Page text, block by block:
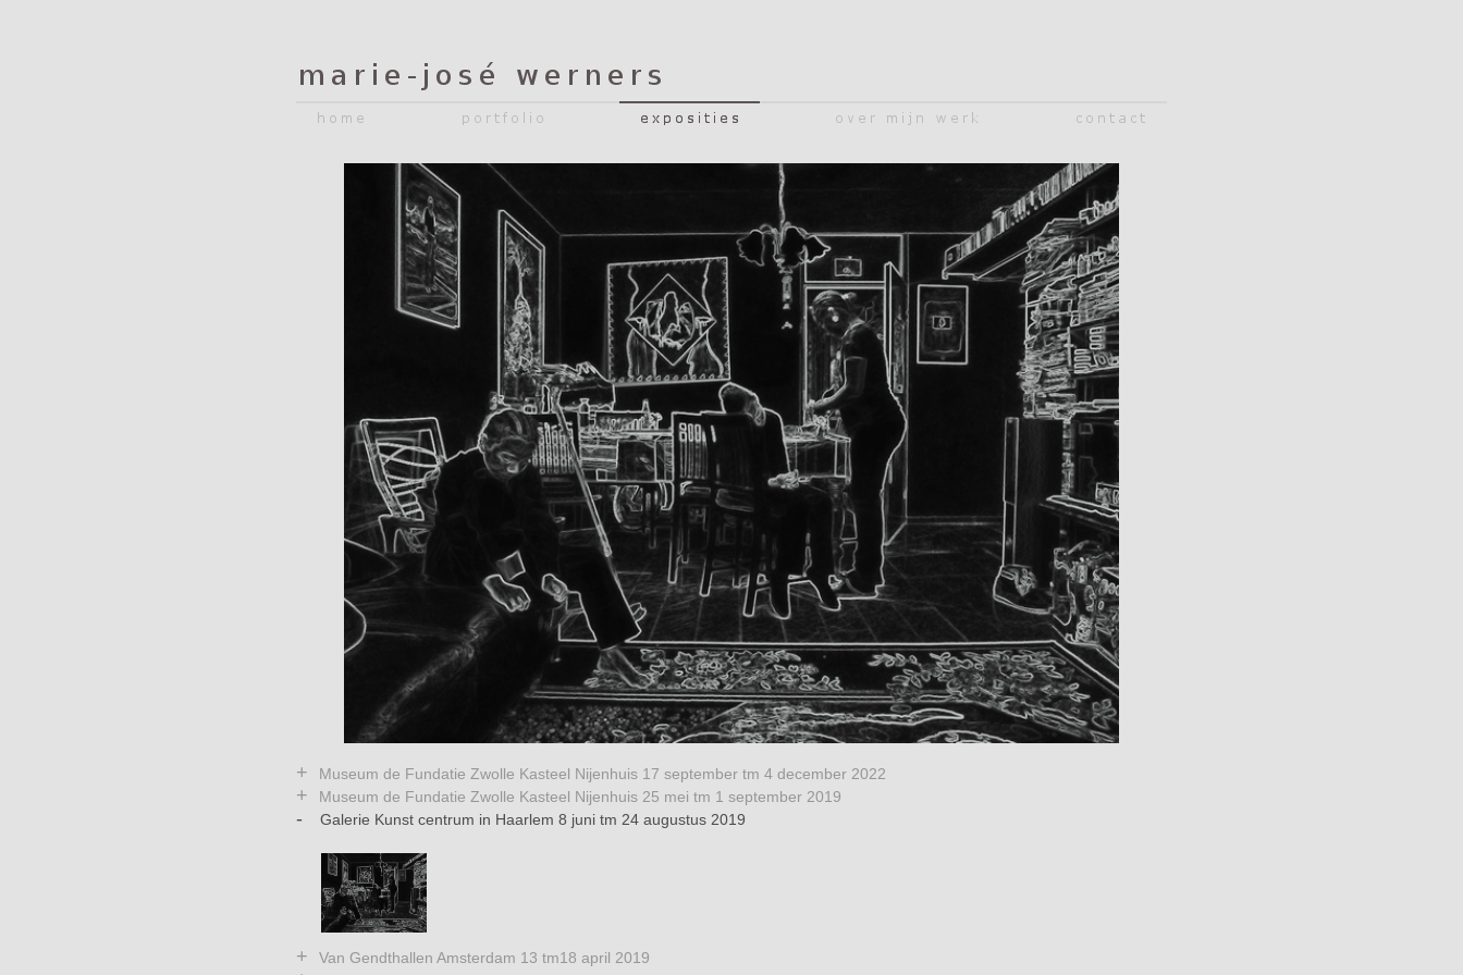
+ Museum de Fundatie Zwolle Kasteel Nijenhuis 17 september tm 4 december 2022
+ Museum de Fundatie Zwolle Kasteel Nijenhuis 25 mei tm 1 september 2019
- Galerie Kunst centrum in Haarlem 8 juni tm 24 augustus 2019
+ Van Gendthallen Amsterdam 13 tm18 april 2019